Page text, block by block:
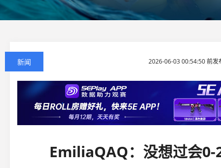
新闻 2026-06-03 00:54:50 前
EmiliaQAQ：没想过会0-